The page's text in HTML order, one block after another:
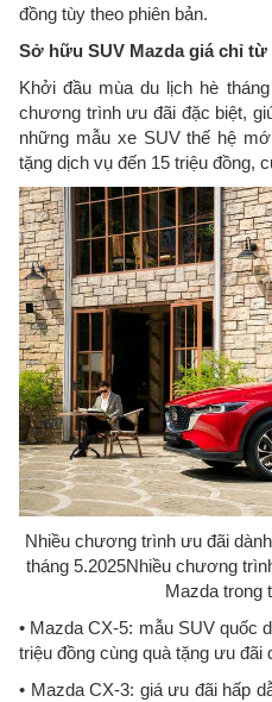
đồng tùy theo phiên bản.
Sở hữu SUV Mazda giá chỉ từ
Khởi đầu mùa du lịch hè
chương trình ưu đãi đặc biệt,
những mẫu xe SUV thế hệ
tặng dịch vụ đến 15 triệu đồng,
Nhiều chương trình ưu đãi
tháng 5.2025Nhiều chương
Mazda trong
• Mazda CX-5: mẫu SUV quốc
triệu đồng cùng quà tặng ưu đãi
• Mazda CX-3: giá ưu đãi hấp